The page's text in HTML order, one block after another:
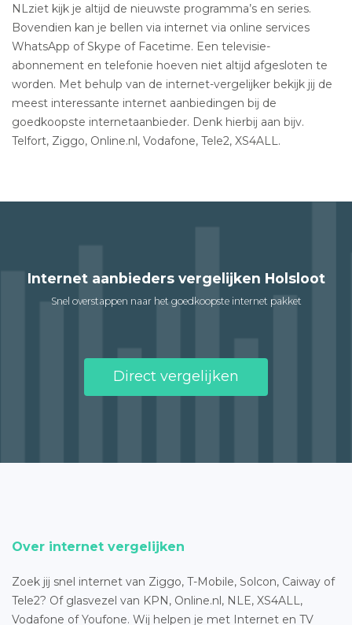
NLziet kijk je altijd de nieuwste programma’s en series.
Bovendien kan je bellen via internet via online services
WhatsApp of Skype of Facetime. Een televisie-
abonnement en telefonie hoeven niet altijd afgesloten te
worden. Met behulp van de internet-vergelijker bekijk jij de
meest interessante internet aanbiedingen bij de
goedkoopste internetaanbieder. Denk hierbij aan bijv.
Telfort, Ziggo, Online.nl, Vodafone, Tele2, XS4ALL.
Internet aanbieders vergelijken Holsloot
Snel overstappen naar het goedkoopste internet pakket
Direct vergelijken
Over internet vergelijken
Zoek jij snel internet van Ziggo, T-Mobile, Solcon, Caiway of
Tele2? Of glasvezel van KPN, Online.nl, NLE, XS4ALL,
Vodafone of Youfone. Wij helpen je met Internet en TV